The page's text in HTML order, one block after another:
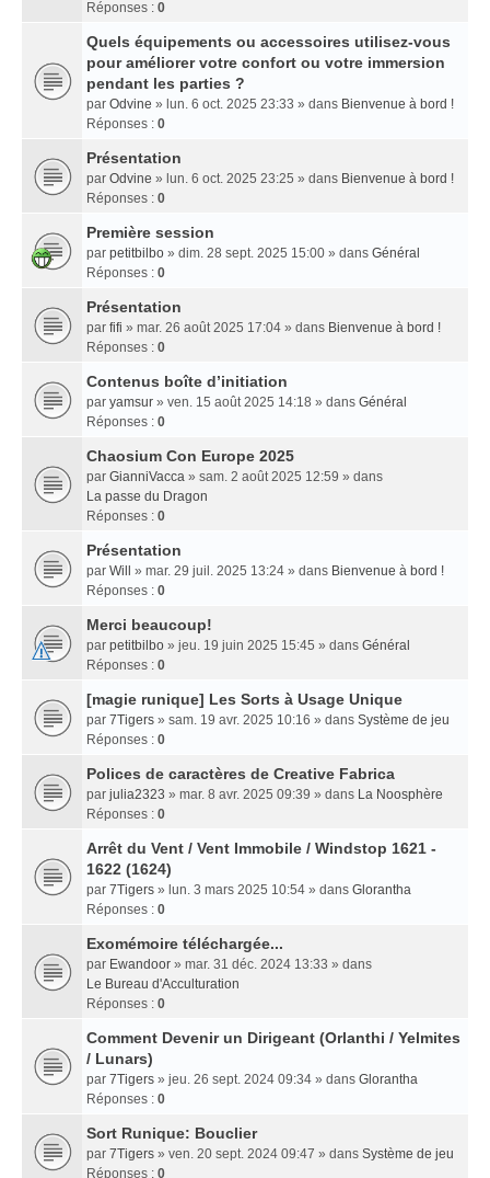
Réponses : 0
Quels équipements ou accessoires utilisez-vous
pour améliorer votre confort ou votre immersion
pendant les parties ?
par Odvine » lun. 6 oct. 2025 23:33 » dans Bienvenue à bord !
Réponses : 0
Présentation
par Odvine » lun. 6 oct. 2025 23:25 » dans Bienvenue à bord !
Réponses : 0
Première session
par petitbilbo » dim. 28 sept. 2025 15:00 » dans Général
Réponses : 0
Présentation
par fifi » mar. 26 août 2025 17:04 » dans Bienvenue à bord !
Réponses : 0
Contenus boîte d’initiation
par yamsur » ven. 15 août 2025 14:18 » dans Général
Réponses : 0
Chaosium Con Europe 2025
par GianniVacca » sam. 2 août 2025 12:59 » dans
La passe du Dragon
Réponses : 0
Présentation
par Will » mar. 29 juil. 2025 13:24 » dans Bienvenue à bord !
Réponses : 0
Merci beaucoup!
par petitbilbo » jeu. 19 juin 2025 15:45 » dans Général
Réponses : 0
[magie runique] Les Sorts à Usage Unique
par 7Tigers » sam. 19 avr. 2025 10:16 » dans Système de jeu
Réponses : 0
Polices de caractères de Creative Fabrica
par julia2323 » mar. 8 avr. 2025 09:39 » dans La Noosphère
Réponses : 0
Arrêt du Vent / Vent Immobile / Windstop 1621 -
1622 (1624)
par 7Tigers » lun. 3 mars 2025 10:54 » dans Glorantha
Réponses : 0
Exomémoire téléchargée...
par Ewandoor » mar. 31 déc. 2024 13:33 » dans
Le Bureau d'Acculturation
Réponses : 0
Comment Devenir un Dirigeant (Orlanthi / Yelmites
/ Lunars)
par 7Tigers » jeu. 26 sept. 2024 09:34 » dans Glorantha
Réponses : 0
Sort Runique: Bouclier
par 7Tigers » ven. 20 sept. 2024 09:47 » dans Système de jeu
Réponses : 0